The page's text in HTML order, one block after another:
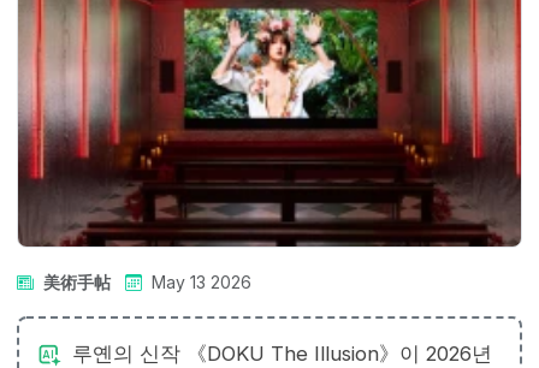
美術手帖 May 13 2026
루옌의 신작 《DOKU The Illusion》이 2026년